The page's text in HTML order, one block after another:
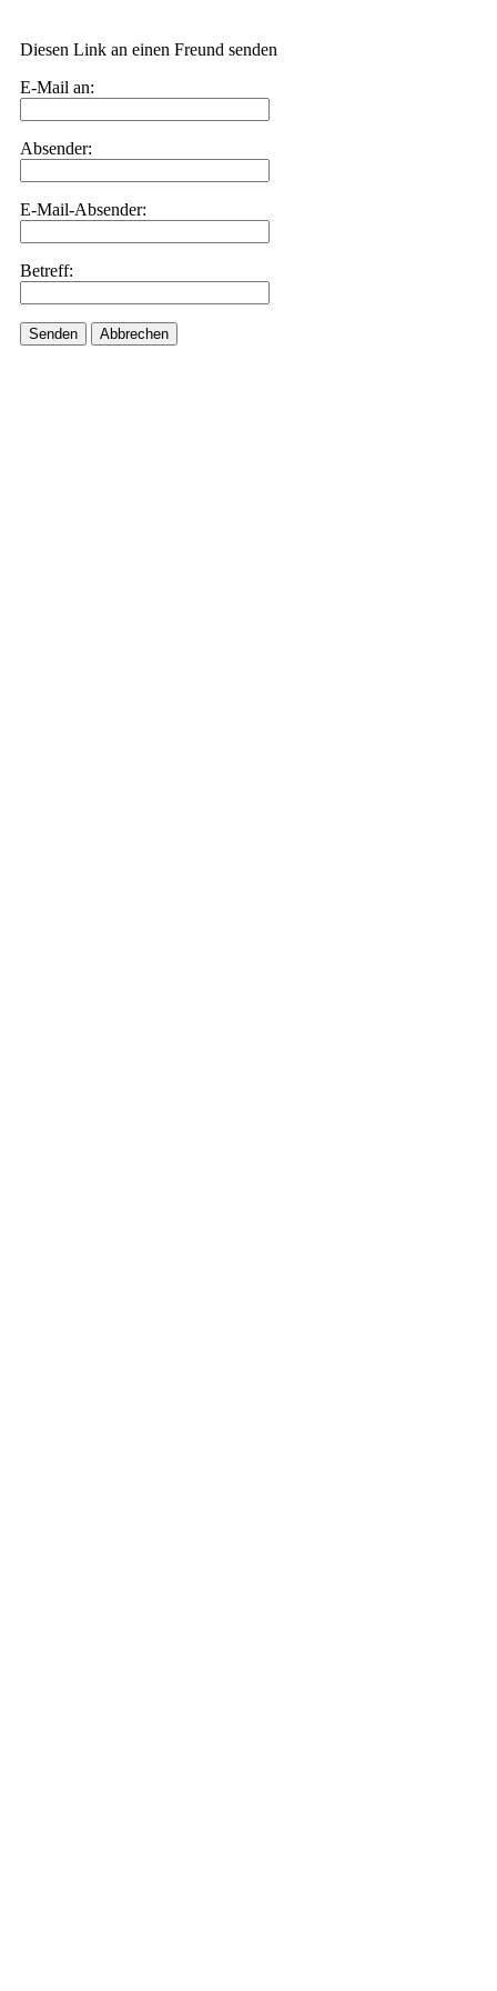
Diesen Link an einen Freund senden
E-Mail an:
Absender:
E-Mail-Absender:
Betreff:
Senden Abbrechen